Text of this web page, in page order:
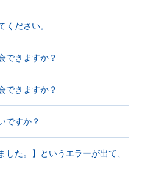
ださい。
できますか？
できますか？
ですか？
した。】というエラーが出て、